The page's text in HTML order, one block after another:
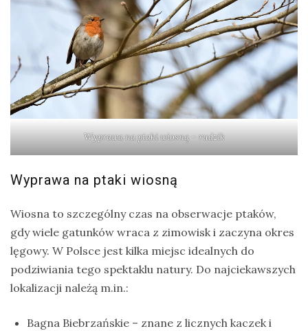
Wyprawa na ptaki wiosną – rudzik
Wyprawa na ptaki wiosną
Wiosna to szczególny czas na obserwacje ptaków,
gdy wiele gatunków wraca z zimowisk i zaczyna okres
lęgowy. W Polsce jest kilka miejsc idealnych do
podziwiania tego spektaklu natury. Do najciekawszych
lokalizacji należą m.in.:
Bagna Biebrzańskie – znane z licznych kaczek i